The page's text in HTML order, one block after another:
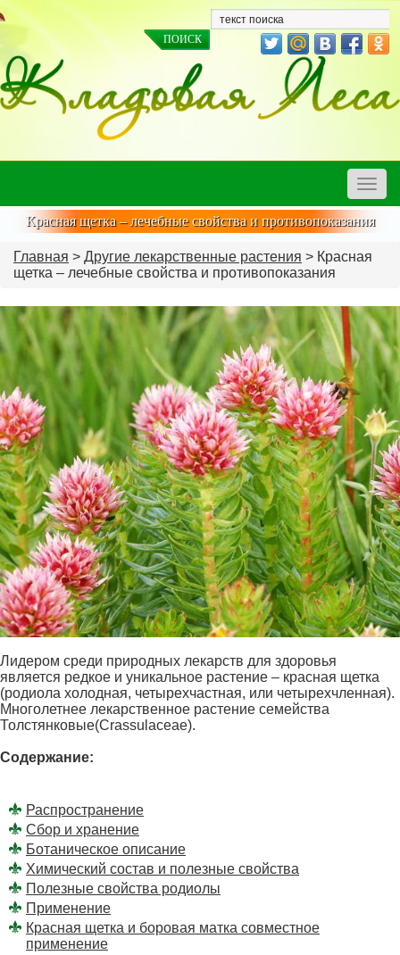
Toggle
Красная щетка – лечебные свойства и противопоказания
Главная > Другие лекарственные растения > Красная
щетка – лечебные свойства и противопоказания
Лидером среди природных лекарств для здоровья
является редкое и уникальное растение – красная щетка
(родиола холодная, четырехчастная, или четырехчленная).
Многолетнее лекарственное растение семейства
Толстянковые(Crassulaceae).
Содержание:
Распространение
Сбор и хранение
Ботаническое описание
Химический состав и полезные свойства
Полезные свойства родиолы
Применение
Красная щетка и боровая матка совместное
применение